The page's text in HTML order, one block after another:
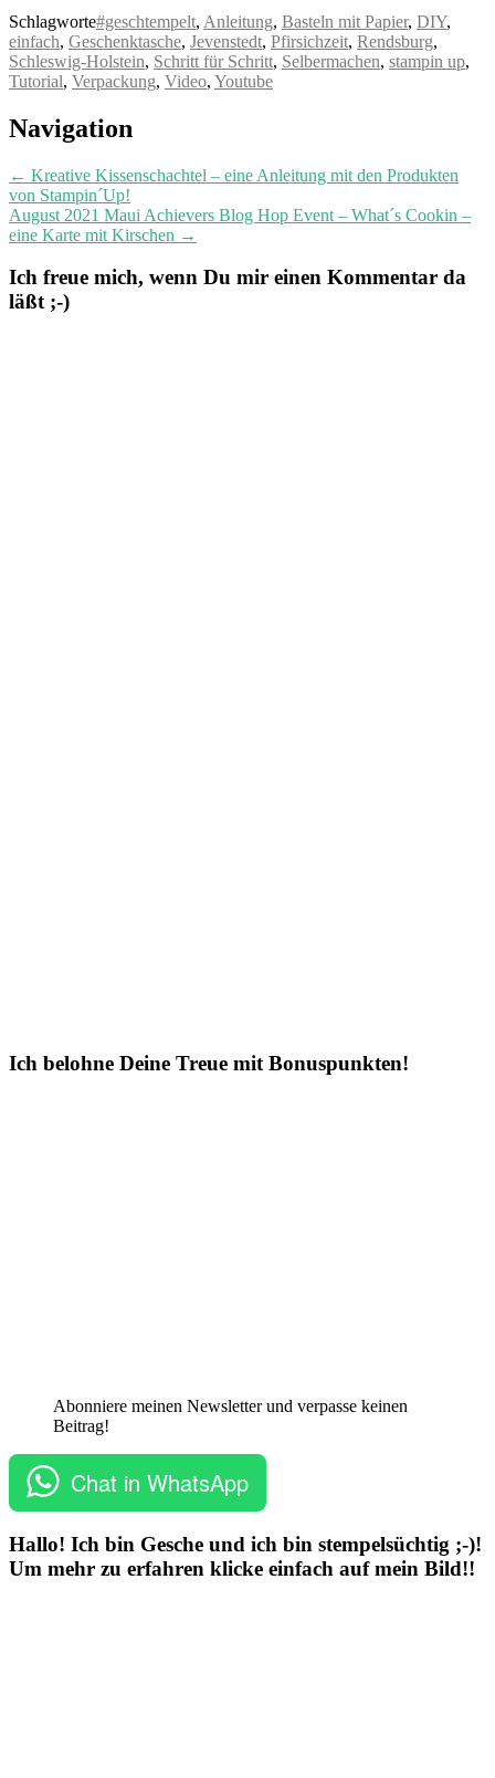
Schlagworte#geschtempelt, Anleitung, Basteln mit Papier, DIY,
einfach, Geschenktasche, Jevenstedt, Pfirsichzeit, Rendsburg,
Schleswig-Holstein, Schritt für Schritt, Selbermachen, stampin up,
Tutorial, Verpackung, Video, Youtube
Post
Navigation
← Kreative Kissenschachtel – eine Anleitung mit den Produkten
von Stampin´Up!
August 2021 Maui Achievers Blog Hop Event – What´s Cookin –
eine Karte mit Kirschen →
Ich freue mich, wenn Du mir einen Kommentar da
läßt ;-)
Ich belohne Deine Treue mit Bonuspunkten!
Abonniere meinen Newsletter und verpasse keinen
Beitrag!
Chat in WhatsApp
Hallo! Ich bin Gesche und ich bin stempelsüchtig ;-)!
Um mehr zu erfahren klicke einfach auf mein Bild!!